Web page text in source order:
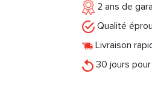
2 ans de
Qualité
Livraison
30 jours